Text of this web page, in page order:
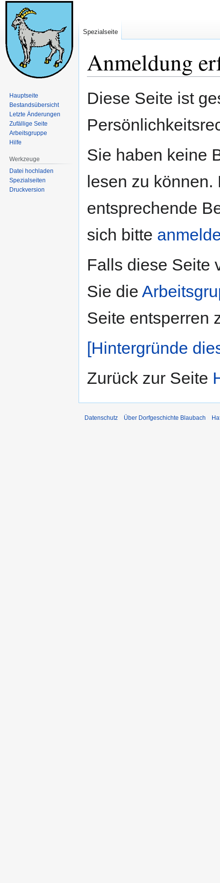
Anmeldung
Navigation
Suche
Diese Seite ist
Sie haben keine
lesen zu
entsprechende
sich bitte
Falls diese Seite
Sie die
Seite entsperren
[Hintergründe
Zurück zur Seite
Spezialseite
Hauptseite
Bestandsübersicht
Letzte Änderungen
Zufällige Seite
Arbeitsgruppe
Hilfe
Werkzeuge
Datei hochladen
Spezialseiten
Druckversion
Datenschutz Über Dorfgeschichte Blaubach